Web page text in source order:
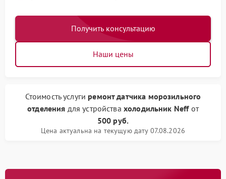
Получить консультацию
Наши цены
Стоимость услуги ремонт датчика морозильного
отделения для устройства холодильник Neffот
500 руб.
Цена актуальна на текущую дату 07.08.2026